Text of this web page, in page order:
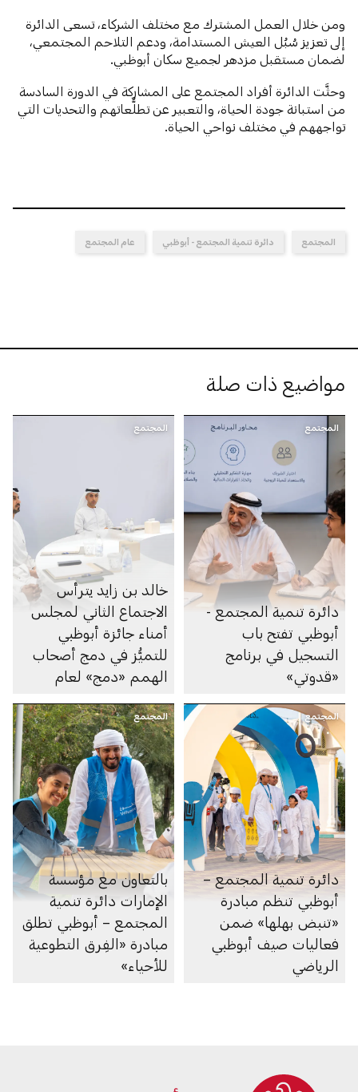
ومن خلال العمل المشترك مع مختلف الشركاء، تسعى الدائرة
إلى تعزيز سُبُل العيش المستدامة، ودعم التلاحم المجتمعي،
لضمان مستقبل مزدهر لجميع سكان أبوظبي.
وحثَّت الدائرة أفراد المجتمع على المشاركة في الدورة السادسة
من استبانة جودة الحياة، والتعبير عن تطلُّعاتهم والتحديات التي
تواجههم في مختلف نواحي الحياة.
المجتمع دائرة تنمية المجتمع - أبوظبي عام المجتمع
مواضيع ذات صلة
المجتمع
دائرة تنمية المجتمع -
أبوظبي تفتح باب
التسجيل في برنامج
«قدوتي»
المجتمع
خالد بن زايد يترأس
الاجتماع الثاني لمجلس
أمناء جائزة أبوظبي
للتميُّز في دمج أصحاب
الهمم «دمج» لعام
المجتمع
دائرة تنمية المجتمع –
أبوظبي تنظم مبادرة
«تنبض بهلها» ضمن
فعاليات صيف أبوظبي
الرياضي
المجتمع
بالتعاون مع مؤسسة
الإمارات دائرة تنمية
المجتمع – أبوظبي تطلق
مبادرة «الفِرق التطوعية
للأحياء»